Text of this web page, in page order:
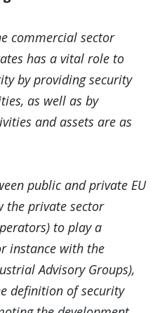
commercial sector
has a vital role to
by providing security
as well as by
and assets are as
public and private EU
the private sector
to play a
instance with the
Advisory Groups),
definition of security